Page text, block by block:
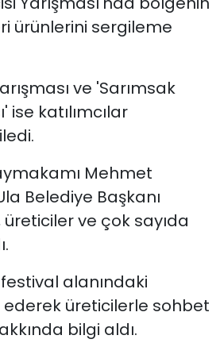
ürünlerini sergileme
ve 'Sarımsak
ise katılımcılar
Mehmet
Belediye Başkanı
ve çok sayıda
alanındaki
ederek üreticilerle sohbet
bilgi aldı.